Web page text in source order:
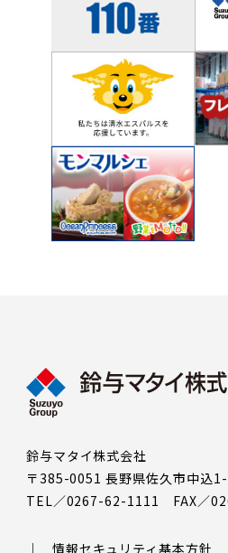
鈴与マタイ株式会社
〒385-0051 長野県佐久市中込
TEL／0267-62-1111 FAX／
情報セキュリティ基本方針